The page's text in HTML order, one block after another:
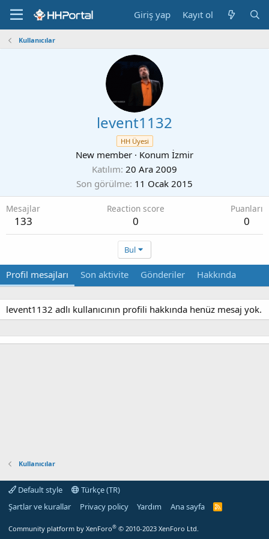
Giriş yap Kayıt ol
Kullanıcılar
levent1132
HH Üyesi
New member · Konum İzmir
Katılım 20 Ara 2009
Son görülme 11 Ocak 2015
Mesajlar
133
Reaction score
0
Puanları
0
Bul
Profil mesajları Son aktivite Gönderiler Hakkında
levent1132 adlı kullanıcının profili hakkında henüz mesaj yok.
Kullanıcılar
Default style
Türkçe (TR)
Şartlar ve kurallar
Privacy policy Yardım Ana sayfa
R
Community platform by XenForo® © 2010-2023 XenForo Ltd.